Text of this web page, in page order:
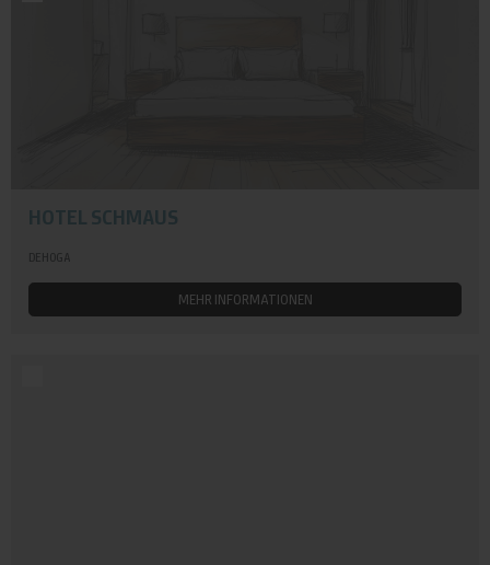
HOTEL SCHMAUS
DEHOGA
MEHR INFORMATIONEN